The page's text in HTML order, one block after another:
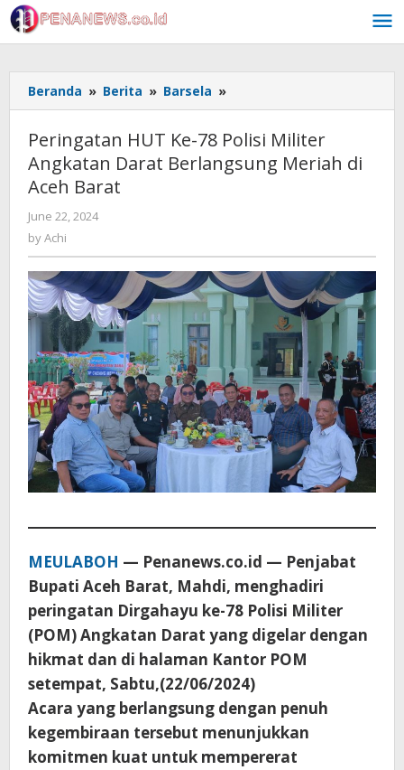
Skip
to
content
Beranda » Berita » Barsela »
HUT
78
Polisi
Meriah
di
Aceh
Peringatan HUT Ke-78 Polisi Militer
Angkatan Darat Berlangsung Meriah di
Aceh Barat
June 22, 2024
byAchi
MEULABOH — Penanews.co.id — Penjabat
Bupati Aceh Barat, Mahdi, menghadiri
peringatan Dirgahayu ke-78 Polisi Militer
(POM) Angkatan Darat yang digelar dengan
hikmat dan di halaman Kantor POM
setempat, Sabtu,(22/06/2024)
Acara yang berlangsung dengan penuh
kegembiraan tersebut menunjukkan
komitmen kuat untuk mempererat